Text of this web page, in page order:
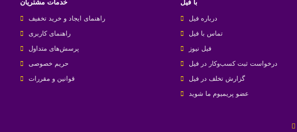
خدمات مشتریان
راهنمای ایجاد و خرید تخفیف
راهنمای کاربری
پرسش‌های متداول
حریم خصوصی
قوانین و مقررات
با فیل
درباره فیل
تماس با فیل
فیل نیوز
درخواست ثبت کسب‌و‌کار در فیل
گزارش تخلف در فیل
عضو پریمیوم ما شوید